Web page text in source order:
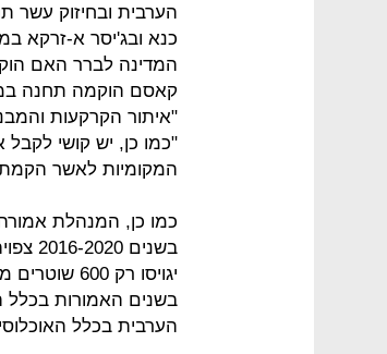
כנא ובג'יסר א-זרקא
המדינה לברר האם
קאסם הוקמה תחנה
"איתור הקרקעות
"כמו כן, יש קושי
המקומיות לאשר
יגויסו רק
הערבית בכלל האוכלוסייה